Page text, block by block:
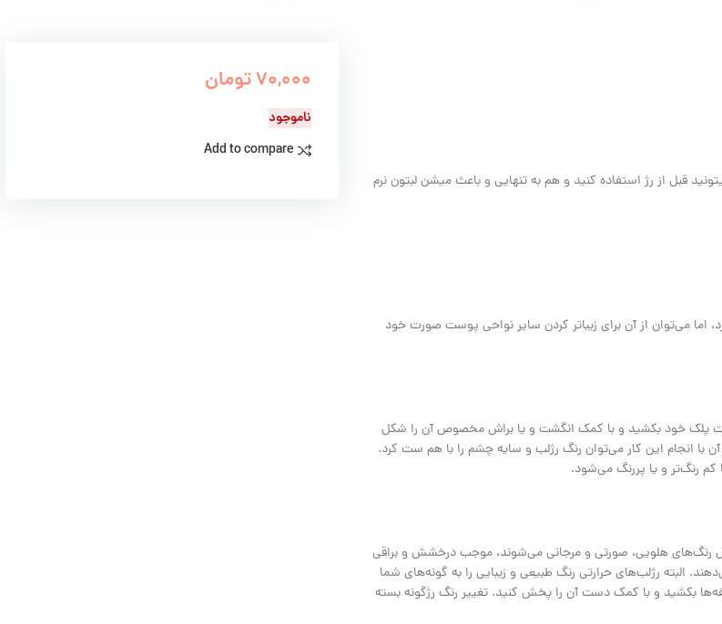
قبل از رژ استفاده کنید و هم به تنهایی و باعث‌ میشن لبتون نرم
می‌توان از آن برای زیباتر کردن سایر نواحی پوست صورت خود
پلک خود بکشید و با کمک انگشت و یا براش مخصوص آن را شکل
با انجام این کار می‌توان رنگ رژلب و سایه چشم را با هم ست کرد.
رنگ‌تر و یا پررنگ می‌شود.
رنگ‌های هلویی، صورتی و مرجانی می‌شوند، موجب درخشش و براقی
البته رژلب‌های حرارتی رنگ طبیعی و زیبایی را به گونه‌های شما
بکشید و با کمک دست آن را پخش کنید. تغییر رنگ رژگونه بسته
70,000تومان
ناموجود
Add to compare